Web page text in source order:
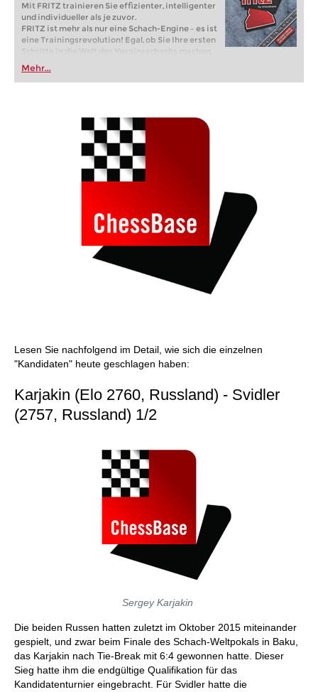
Mit FRITZ trainieren Sie effizienter, intelligenter
und individueller als je zuvor.
FRITZ ist mehr als nur eine Schach-Engine – es ist
eine Trainingsrevolution! Egal, ob Sie Ihre ersten
Schritte in die Welt des Vereinsschachs machen
oder bereits auf Turnierniveau spielen: Mit
FRITZ trainieren Sie effizienter, intelligenter und
individueller als je zuvor.
Mehr...
Lesen Sie nachfolgend im Detail, wie sich die einzelnen
"Kandidaten" heute geschlagen haben:
Karjakin (Elo 2760, Russland) - Svidler
(2757, Russland) 1/2
Sergey Karjakin
Die beiden Russen hatten zuletzt im Oktober 2015 miteinander
gespielt, und zwar beim Finale des Schach-Weltpokals in Baku,
das Karjakin nach Tie-Break mit 6:4 gewonnen hatte. Dieser
Sieg hatte ihm die endgültige Qualifikation für das
Kandidatenturnier eingebracht. Für Svidler hatte die